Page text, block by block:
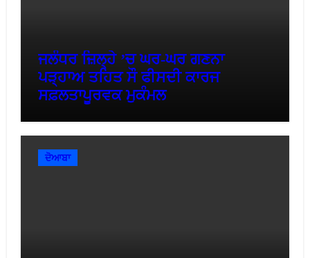
ਜਲੰਧਰ ਜ਼ਿਲ੍ਹੇ ’ਚ ਘਰ-ਘਰ ਗਣਨਾ
ਪੜ੍ਹਾਅ ਤਹਿਤ ਸੌ ਫੀਸਦੀ ਕਾਰਜ
ਸਫ਼ਲਤਾਪੂਰਵਕ ਮੁਕੰਮਲ
ਦੋਆਬਾ